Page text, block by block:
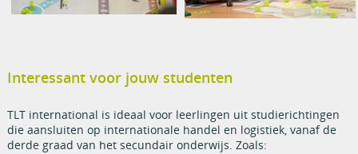
Interessant voor jouw studenten
TLT international is ideaal voor leerlingen uit studierichtingen
die aansluiten op internationale handel en logistiek, vanaf de
derde graad van het secundair onderwijs. Zoals: